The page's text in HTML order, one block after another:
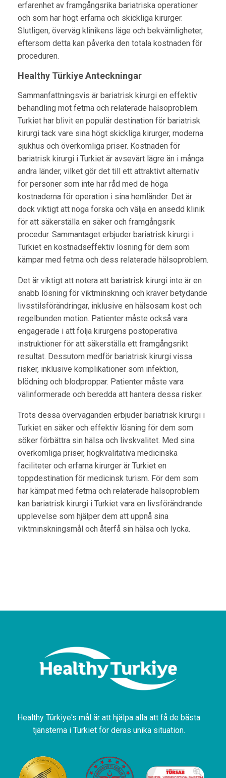
erfarenhet av framgångsrika bariatriska operationer
och som har högt erfarna och skickliga kirurger.
Slutligen, överväg klinikens läge och bekvämligheter,
eftersom detta kan påverka den totala kostnaden för
proceduren.
Healthy Türkiye Anteckningar
Sammanfattningsvis är bariatrisk kirurgi en effektiv
behandling mot fetma och relaterade hälsoproblem.
Turkiet har blivit en populär destination för bariatrisk
kirurgi tack vare sina högt skickliga kirurger, moderna
sjukhus och överkomliga priser. Kostnaden för
bariatrisk kirurgi i Turkiet är avsevärt lägre än i många
andra länder, vilket gör det till ett attraktivt alternativ
för personer som inte har råd med de höga
kostnaderna för operation i sina hemländer. Det är
dock viktigt att noga forska och välja en ansedd klinik
för att säkerställa en säker och framgångsrik
procedur. Sammantaget erbjuder bariatrisk kirurgi i
Turkiet en kostnadseffektiv lösning för dem som
kämpar med fetma och dess relaterade hälsoproblem.
Det är viktigt att notera att bariatrisk kirurgi inte är en
snabb lösning för viktminskning och kräver betydande
livsstilsförändringar, inklusive en hälsosam kost och
regelbunden motion. Patienter måste också vara
engagerade i att följa kirurgens postoperativa
instruktioner för att säkerställa ett framgångsrikt
resultat. Dessutom medför bariatrisk kirurgi vissa
risker, inklusive komplikationer som infektion,
blödning och blodproppar. Patienter måste vara
välinformerade och beredda att hantera dessa risker.
Trots dessa överväganden erbjuder bariatrisk kirurgi i
Turkiet en säker och effektiv lösning för dem som
söker förbättra sin hälsa och livskvalitet. Med sina
överkomliga priser, högkvalitativa medicinska
faciliteter och erfarna kirurger är Turkiet en
toppdestination för medicinsk turism. För dem som
har kämpat med fetma och relaterade hälsoproblem
kan bariatrisk kirurgi i Turkiet vara en livsförändrande
upplevelse som hjälper dem att uppnå sina
viktminskningsmål och återfå sin hälsa och lycka.
Healthy Türkiye's mål är att hjälpa alla att få de bästa
tjänsterna i Turkiet för deras unika situation.